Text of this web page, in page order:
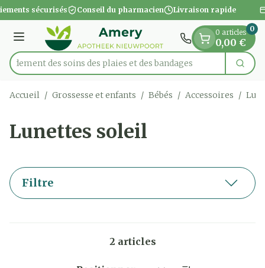
Aller au contenu
1 de 1
sécurisés Conseil du pharmacien Livraison rapide
Menu
Rechercherdes soins des plaies et des bandages
0 articles
0,00 €
0
Accueil / Grossesse et enfants / Bébés / Accessoires /
Lunettes soleil
Filtre
2 articles